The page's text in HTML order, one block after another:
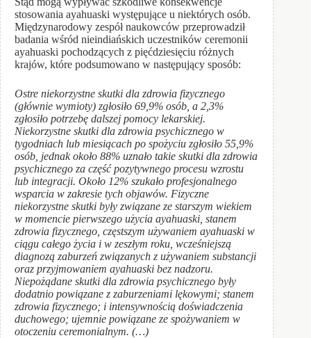
stosowania ayahuaski występujące u niektórych osób.
Międzynarodowy zespół naukowców przeprowadził
badania wśród nieindiańskich uczestników ceremonii
ayahuaski pochodzących z pięćdziesięciu różnych
krajów, które podsumowano w następujący sposób:
Ostre niekorzystne skutki dla zdrowia fizycznego
(głównie wymioty) zgłosiło 69,9% osób, a 2,3%
zgłosiło potrzebę dalszej pomocy lekarskiej.
Niekorzystne skutki dla zdrowia psychicznego w
tygodniach lub miesiącach po spożyciu zgłosiło 55,9%
osób, jednak około 88% uznało takie skutki dla zdrowia
psychicznego za część pozytywnego procesu wzrostu
lub integracji. Około 12% szukało profesjonalnego
wsparcia w zakresie tych objawów. Fizyczne
niekorzystne skutki były związane ze starszym wiekiem
w momencie pierwszego użycia ayahuaski, stanem
zdrowia fizycznego, częstszym używaniem ayahuaski w
ciągu całego życia i w zeszłym roku, wcześniejszą
diagnozą zaburzeń związanych z używaniem substancji
oraz przyjmowaniem ayahuaski bez nadzoru.
Niepożądane skutki dla zdrowia psychicznego były
dodatnio powiązane z zaburzeniami lękowymi; stanem
zdrowia fizycznego; i intensywnością doświadczenia
duchowego; ujemnie powiązane ze spożywaniem w
otoczeniu ceremonialnym. (…)